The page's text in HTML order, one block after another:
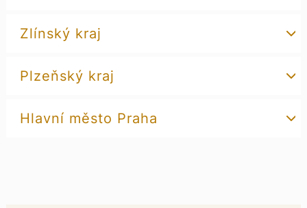
Zlínský kraj
Plzeňský kraj
Hlavní město Praha